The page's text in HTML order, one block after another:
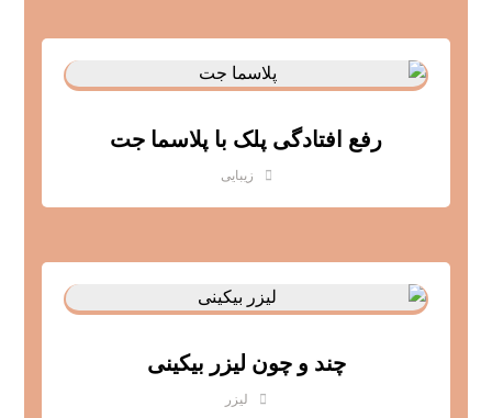
رفع افتادگی پلک با پلاسما جت
زیبایی
چند و چون لیزر بیکینی
لیزر